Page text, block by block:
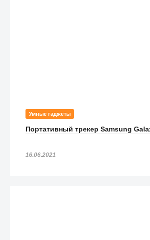
Умные гаджеты
Портативный трекер Samsung
16.06.2021